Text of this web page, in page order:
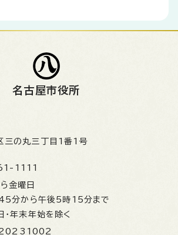
名古屋市役所
三の丸三丁目1番1号
1111
金曜日
分から午後5時15分まで
・年末年始を除く